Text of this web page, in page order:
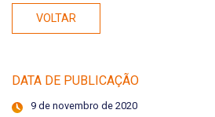
VOLTAR
DATA DE PUBLICAÇÃO
9 de novembro de 2020